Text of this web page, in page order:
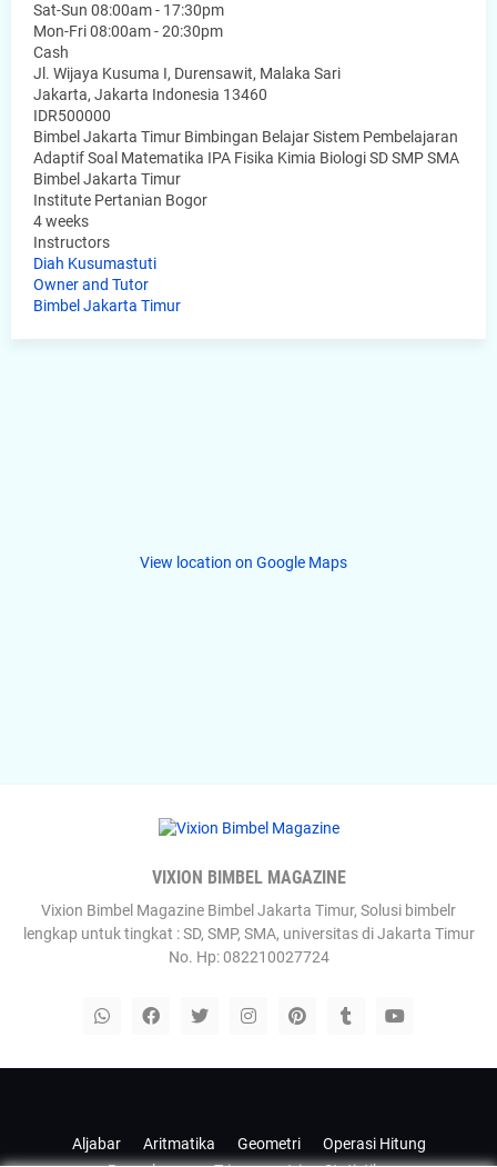
Sat-Sun 08:00am - 17:30pm
Mon-Fri 08:00am - 20:30pm
Cash
Jl. Wijaya Kusuma I, Durensawit, Malaka Sari
Jakarta, Jakarta Indonesia 13460
IDR500000
Bimbel Jakarta Timur Bimbingan Belajar Sistem Pembelajaran
Adaptif Soal Matematika IPA Fisika Kimia Biologi SD SMP SMA
Bimbel Jakarta Timur
Institute Pertanian Bogor
4 weeks
Instructors
Diah Kusumastuti
Owner and Tutor
Bimbel Jakarta Timur
View location on Google Maps
VIXION BIMBEL MAGAZINE
Vixion Bimbel Magazine Bimbel Jakarta Timur, Solusi bimbelr
lengkap untuk tingkat : SD, SMP, SMA, universitas di Jakarta Timur
No. Hp: 082210027724
Aljabar Aritmatika Geometri
Operasi Hitung